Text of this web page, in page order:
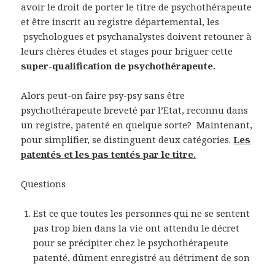
avoir le droit de porter le titre de psychothérapeute
et être inscrit au registre départemental, les
psychologues et psychanalystes doivent retouner à
leurs chères études et stages pour briguer cette
super-qualification de psychothérapeute.
Alors peut-on faire psy-psy sans être
psychothérapeute breveté par l’Etat, reconnu dans
un registre, patenté en quelque sorte? Maintenant,
pour simplifier, se distinguent deux catégories.Les
patentés et les pas tentés par le titre.
Questions
Est ce que toutes les personnes qui ne se sentent
pas trop bien dans la vie ont attendu le décret
pour se précipiter chez le psychothérapeute
patenté, dûment enregistré au détriment de son